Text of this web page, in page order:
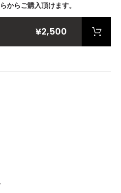
からご購入頂けます。
¥2,500